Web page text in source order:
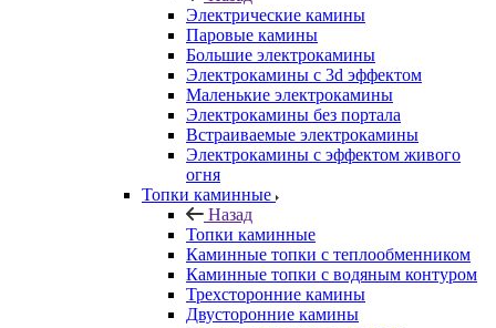
Электрические камины
Паровые камины
Большие электрокамины
Электрокамины с 3d эффектом
Маленькие электрокамины
Электрокамины без портала
Встраиваемые электрокамины
Электрокамины с эффектом живого
огня
Топки каминные
Назад
Топки каминные
Каминные топки с теплообменником
Каминные топки с водяным контуром
Трехсторонние камины
Двусторонние камины